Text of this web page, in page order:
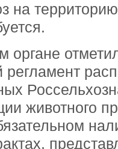
на
органе
животного